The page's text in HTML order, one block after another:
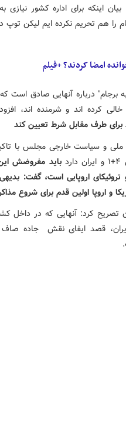
اینکه برای اداره کشور نیازی
را هم تحریم نکرده ایم لیکن
امضا کردند؟ +فیلم
برجام" درباره آنهایی صادق است
کرده اند و شرمنده اند،
برای طرف مقابل شرط تعیین کند
و سیاست خارجی مجلس با تاکید
باید مفروضش
تروئیکای اروپایی است، گفت:
و اروپا اولین قدم برای شروع
تصریح کرد: آنهایی که در داخل
قصد ایفای نقش جاده